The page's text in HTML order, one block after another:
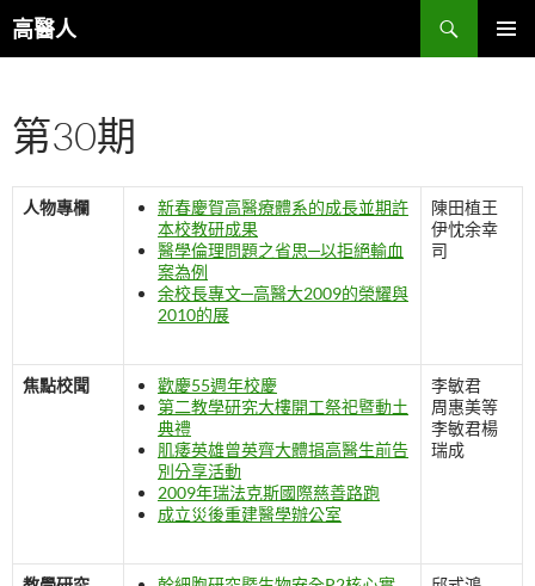
至
內
容
高醫人
搜
尋
第30期
人物專欄
新春慶賀高醫療體系的成長並期許
本校教研成果
醫學倫理問題之省思─以拒絕輸血
案為例
余校長專文─高醫大2009的榮耀與
2010的展
陳田植王
伊忱余幸
司
焦點校聞
歡慶55週年校慶
第二教學研究大樓開工祭祀暨動土
典禮
肌痿英雄曾英齊大體捐高醫生前告
別分享活動
2009年瑞法克斯國際慈善路跑
成立災後重建醫學辦公室
李敏君
周惠美等
李敏君楊
瑞成